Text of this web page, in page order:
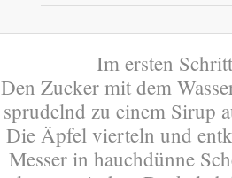
Im ersten
Den Zucker mit dem
sprudelnd zu einem Sirup
Die Äpfel vierteln und
Messer in hauchdünne